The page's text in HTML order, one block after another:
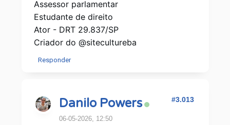
Assessor parlamentar
Estudante de direito
Ator - DRT 29.837/SP
Criador do @sitecultureba
Responder
Danilo Powers
06-05-2026, 12:50
#3.013